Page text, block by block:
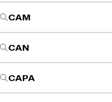
CAM
CAN
CAPA